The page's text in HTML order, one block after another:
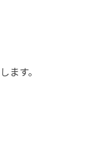
ます。